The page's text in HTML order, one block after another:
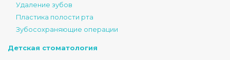
Удаление зубов
Пластика полости рта
Зубосохраняющие операции
Детская стоматология